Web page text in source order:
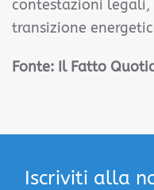
contestazioni
transizione
Fonte: Il Fatto
Iscriviti alla